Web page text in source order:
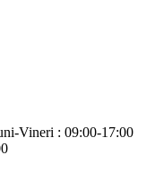
Vineri : 09:00-17:00